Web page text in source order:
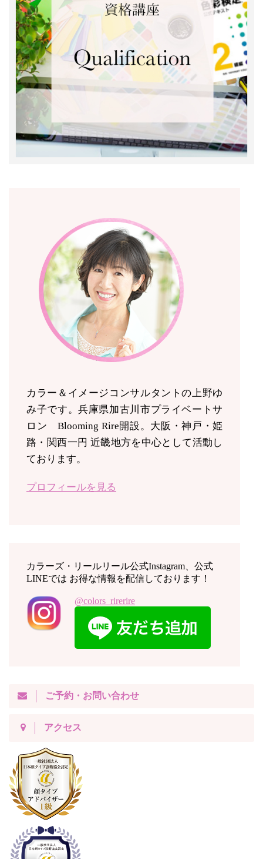
カラー＆イメージコンサルタントの上野ゆ
み子です。兵庫県加古川市プライベートサ
ロン Blooming Rire開設。 大阪・神戸・姫
路・関西一円 近畿地方を中心として活動し
ております。
プロフィールを見る
カラーズ・リールリール公式Instagram、公式
LINEでは お得な情報を配信しております！
@colors_rirerire
ご予約・お問い合わせ
アクセス